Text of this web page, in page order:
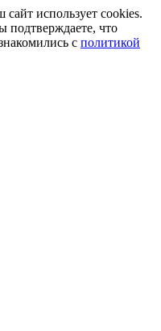
использует cookies.
подтверждаете, что
с политикой